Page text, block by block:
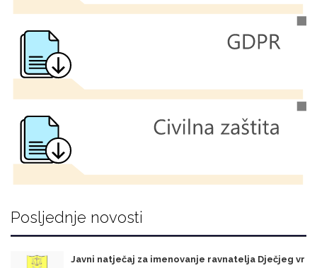
Posljednje novosti
Javni natječaj za imenovanje ravnatelja Dječjeg vr